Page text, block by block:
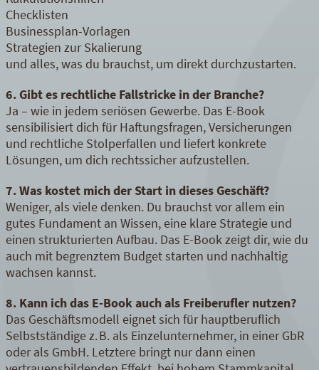
Checklisten
Businessplan-Vorlagen
Strategien zur Skalierung
und alles, was du brauchst, um direkt durchzustarten.
6. Gibt es rechtliche Fallstricke in der Branche?
Ja – wie in jedem seriösen Gewerbe. Das E-Book
sensibilisiert dich für Haftungsfragen, Versicherungen
und rechtliche Stolperfallen und liefert konkrete
Lösungen, um dich rechtssicher aufzustellen.
7. Was kostet mich der Start in dieses Geschäft?
Weniger, als viele denken. Du brauchst vor allem ein
gutes Fundament an Wissen, eine klare Strategie und
einen strukturierten Aufbau. Das E-Book zeigt dir, wie du
auch mit begrenztem Budget starten und nachhaltig
wachsen kannst.
8. Kann ich das E-Book auch als Freiberufler nutzen?
Das Geschäftsmodell eignet sich für hauptberuflich
Selbstständige z. B. als Einzelunternehmer, in einer GbR
oder als GmbH. Letztere bringt nur dann einen